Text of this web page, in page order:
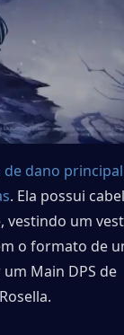
de dano principal
. Ela possui
vestindo um
o formato de
Main DPS de